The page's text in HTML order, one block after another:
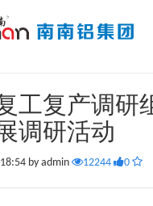
工复产调研
调研活动
by admin 12244 0